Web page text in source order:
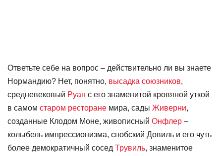
Ответьте себе на вопрос – действительно ли вы знаете
Нормандию? Нет, понятно, высадка союзников,
средневековый Руан с его знаменитой кровяной уткой
в самом старом ресторане мира, сады Живерни,
созданные Клодом Моне, живописный Онфлер –
колыбель импрессионизма, снобский Довиль и его чуть
более демократичный сосед Трувиль, знаменитое